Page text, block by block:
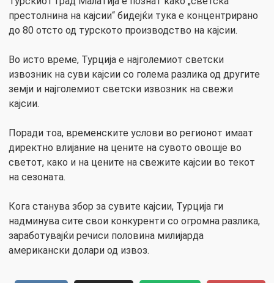
престолнина на кајсии“ бидејќи тука е концентрирано
до 80 отсто од турското производство на кајсии.
Во исто време, Турција е најголемиот светски
извозник на суви кајсии со голема разлика од другите
земји и најголемиот светски извозник на свежи
кајсии.
Поради тоа, временските услови во регионот имаат
директно влијание на цените на сувото овошје во
светот, како и на цените на свежите кајсии во текот
на сезоната.
Кога станува збор за сувите кајсии, Турција ги
надминува сите свои конкуренти со огромна разлика,
заработувајќи речиси половина милијарда
американски долари од извоз.